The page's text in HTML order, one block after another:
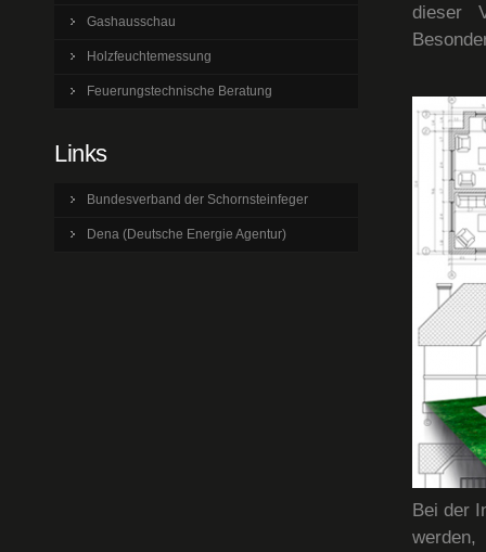
dieser
Bei der
Gashausschau
Holzfeuchtemessung
Feuerungstechnische Beratung
Links
Bundesverband der Schornsteinfeger
Dena (Deutsche Energie Agentur)